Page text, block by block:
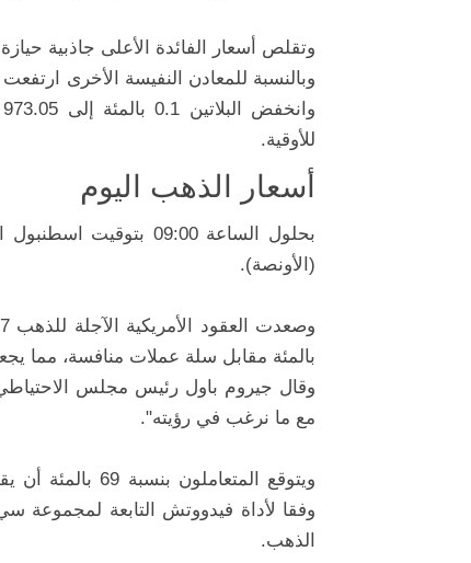
وتقلص أسعار الفائدة الأعلى جاذبية
وبالنسبة للمعادن النفيسة الأخرى ارتفعت
وانخفض البلاتين 0.1 بالمئة إلى 973.05 دولار للأوقية. ونزل
للأوقية.
أسعار الذهب اليوم
بحلول الساعة 09:00 بتوقيت اسطنبول ارتفع
(الأونصة).
وصعدت العقود الأمريكية الآجلة للذهب 1.7 بالمئة إلى 2275.70 دولار للأوقية وانخفض
بالمئة مقابل سلة عملات منافسة، مما
وقال جيروم باول رئيس مجلس
مع ما نرغب في رؤيته".
ويتوقع
وفقا لأداة فيدووتش التابعة لمجموعة
الذهب.